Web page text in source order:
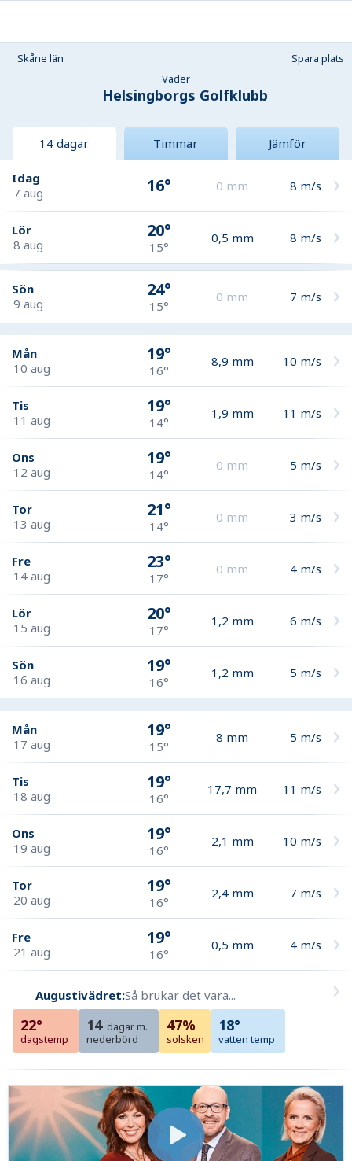
Skåne län
Spara plats
Väder
Helsingborgs Golfklubb
14 dagar Timmar Jämför
Idag
7 aug
16° 0 mm 8 m/s
Lör
8 aug
20°
15°
0,5 mm 8 m/s
Sön
9 aug
24°
15°
0 mm 7 m/s
Mån
10 aug
19°
16°
8,9 mm 10 m/s
Tis
11 aug
19°
14°
1,9 mm 11 m/s
Ons
12 aug
19°
14°
0 mm 5 m/s
Tor
13 aug
21°
14°
0 mm 3 m/s
Fre
14 aug
23°
17°
0 mm 4 m/s
Lör
15 aug
20°
17°
1,2 mm 6 m/s
Sön
16 aug
19°
16°
1,2 mm 5 m/s
Mån
17 aug
19°
15°
8 mm 5 m/s
Tis
18 aug
19°
16°
17,7 mm 11 m/s
Ons
19 aug
19°
16°
2,1 mm 10 m/s
Tor
20 aug
19°
16°
2,4 mm 7 m/s
Fre
21 aug
19°
16°
0,5 mm 4 m/s
Augustivädret:Så brukar det vara...
22°
dagstemp
14 dagar m.
nederbörd
47%
solsken
18°
vatten temp